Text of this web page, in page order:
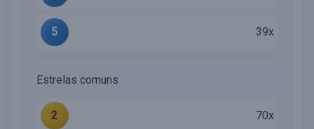
5 39x
Estrelas comuns
2 70x